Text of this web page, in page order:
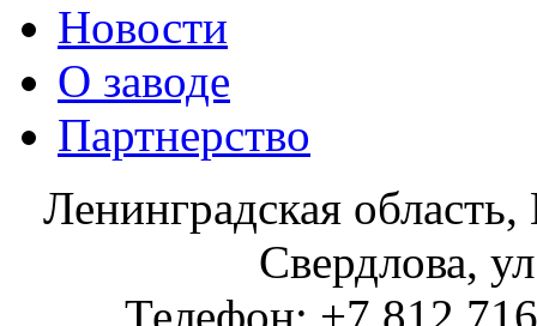
Новости
О заводе
Партнерство
Ленинградская
Свердлова,